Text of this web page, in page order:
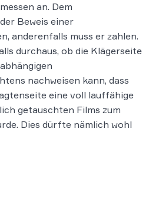
an. Dem
Beweis einer
anderenfalls muss er zahlen.
durchaus, ob die Klägerseite
nachweisen kann, dass
eine voll lauffähige
getauschten Films zum
Dies dürfte nämlich wohl